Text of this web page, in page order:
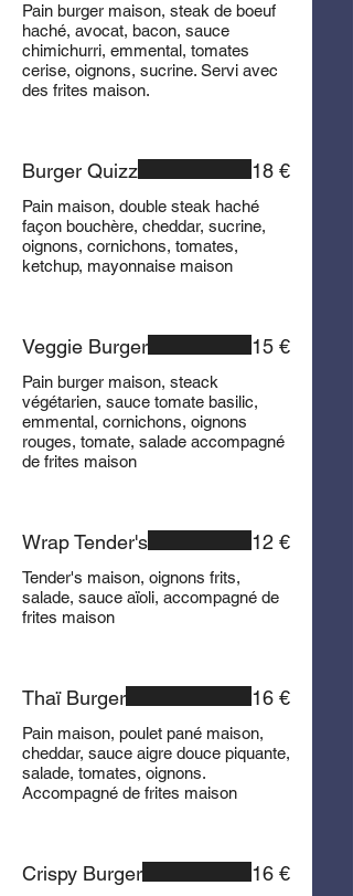
Pain burger maison, steak de boeuf
haché, avocat, bacon, sauce
chimichurri, emmental, tomates
cerise, oignons, sucrine. Servi avec
des frites maison.
Burger Quizz
Pain maison, double steak haché
façon bouchère, cheddar, sucrine,
oignons, cornichons, tomates,
ketchup, mayonnaise maison
18 €
Veggie Burger
Pain burger maison, steack
végétarien, sauce tomate basilic,
emmental, cornichons, oignons
rouges, tomate, salade accompagné
de frites maison
15 €
Wrap Tender's
Tender's maison, oignons frits,
salade, sauce aïoli, accompagné de
frites maison
12 €
Thaï Burger
Pain maison, poulet pané maison,
cheddar, sauce aigre douce piquante,
salade, tomates, oignons.
Accompagné de frites maison
16 €
Crispy Burger 16 €